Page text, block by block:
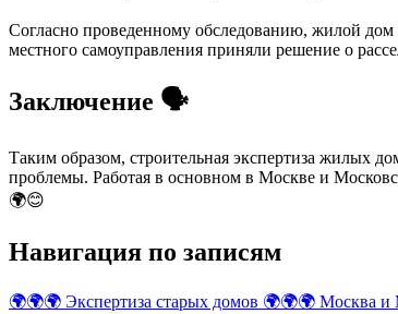
Согласно проведенному обследованию, жилой
местного самоуправления приняли решение о
Заключение 🗣️
Таким образом, строительная экспертиза жилых
проблемы. Работая в основном в Москве и
🌍😊
Навигация по записям
🌍🌍🌍 Экспертиза старых домов 🌍🌍🌍 Москва